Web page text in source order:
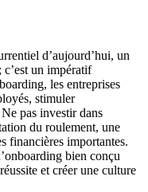
d’aujourd’hui, un
un impératif
les entreprises
stimuler
pas investir dans
du roulement, une
financières importantes.
bien conçu
et créer une culture